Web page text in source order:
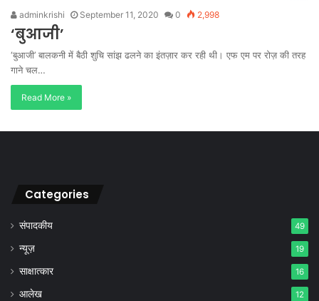
adminkrishi September 11, 2020 0 2,998
‘बुआजी’
‘बुआजी’ बालकनी में बैठी शुचि सांझ ढलने का इंतज़ार कर रही थी। एफ एम पर रोज़ की तरह
गाने चल…
Read More »
Categories
संपादकीय 49
न्यूज़ 19
साक्षात्कार 16
आलेख 12